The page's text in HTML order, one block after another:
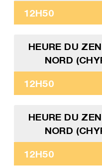
12H50
HEURE DU
NORD
12H50
HEURE DU
NORD
12H50